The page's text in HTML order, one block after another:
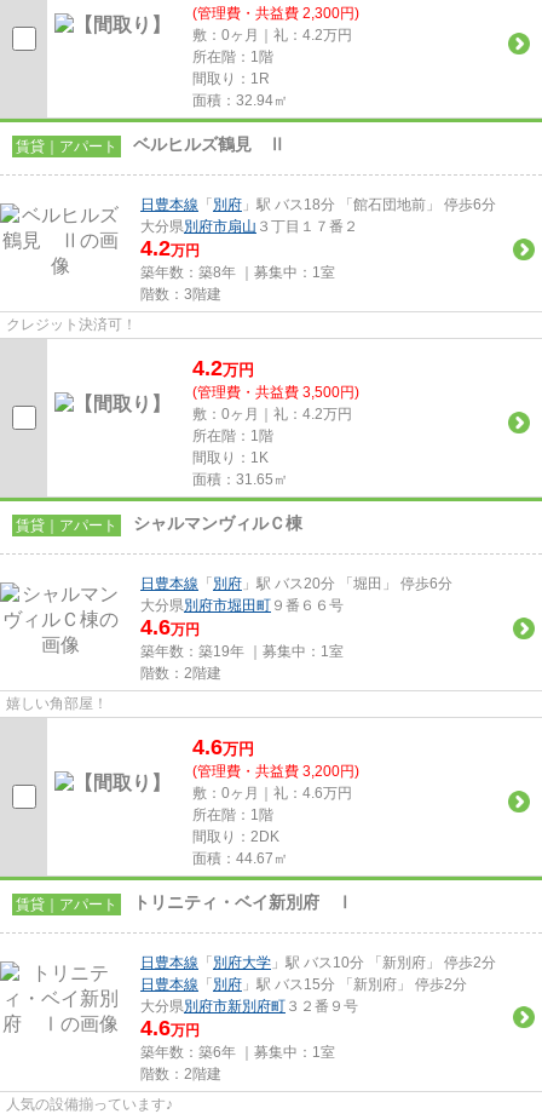
(管理費・共益費 2,300円)
敷：0ヶ月｜礼：4.2万円
所在階：1階
間取り：1R
面積：32.94㎡
賃貸｜アパート ベルヒルズ鶴見 Ⅱ
日豊本線 「 別府 」駅 バス18分 「館石団地前」 停歩6分
大分県別府市扇山 ３丁目１７番２
4.2万円
築年数：築8年 ｜募集中： 1室
階数：3階建
クレジット決済可！
4.2万円
(管理費・共益費 3,500円)
敷：0ヶ月｜礼：4.2万円
所在階：1階
間取り：1K
面積：31.65㎡
賃貸｜アパート シャルマンヴィルＣ棟
日豊本線 「 別府 」駅 バス20分 「堀田」 停歩6分
大分県別府市堀田町 ９番６６号
4.6万円
築年数：築19年 ｜募集中： 1室
階数：2階建
嬉しい角部屋！
4.6万円
(管理費・共益費 3,200円)
敷：0ヶ月｜礼：4.6万円
所在階：1階
間取り：2DK
面積：44.67㎡
賃貸｜アパート トリニティ・ベイ新別府 Ⅰ
日豊本線 「 別府大学 」駅 バス10分 「新別府」 停歩2分
日豊本線 「 別府 」駅 バス15分 「新別府」 停歩2分
大分県別府市新別府町 ３２番９号
4.6万円
築年数：築6年 ｜募集中： 1室
階数：2階建
人気の設備揃っています♪